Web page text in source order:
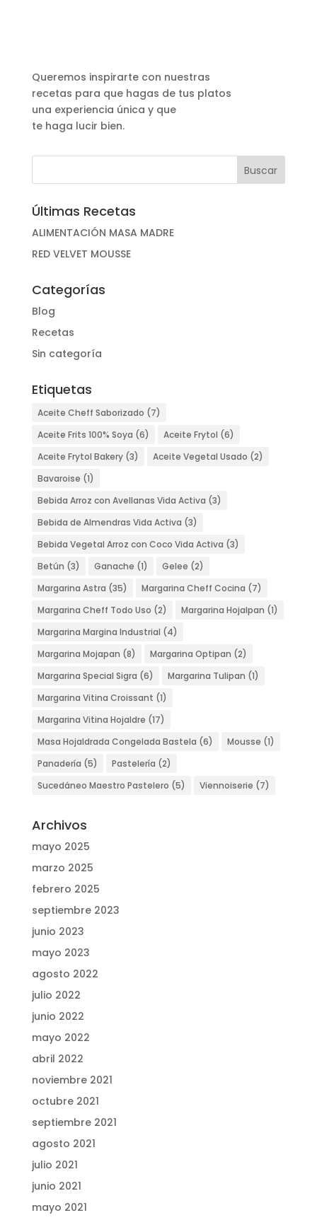
Queremos inspirarte con nuestras
recetas para que hagas de tus platos
una experiencia única y que
te haga lucir bien.
Últimas Recetas
ALIMENTACIÓN MASA MADRE
RED VELVET MOUSSE
Categorías
Blog
Recetas
Sin categoría
Etiquetas
Aceite Cheff Saborizado (7)
Aceite Frits 100% Soya (6) Aceite Frytol (6)
Aceite Frytol Bakery(3) Aceite Vegetal Usado (2)
Bavaroise (1)
Bebida Arroz con Avellanas Vida Activa (3)
Bebida de Almendras Vida Activa (3)
Bebida Vegetal Arroz con Coco Vida Activa (3)
Betún (3) Ganache (1) Gelee (2)
Margarina Astra (35) Margarina Cheff Cocina (7)
Margarina Cheff Todo Uso (2) Margarina Hojalpan (1)
Margarina Margina Industrial (4)
Margarina Mojapan (8) Margarina Optipan (2)
Margarina Special Sigra (6) Margarina Tulipan (1)
Margarina Vitina Croissant (1)
Margarina Vitina Hojaldre (17)
Masa Hojaldrada Congelada Bastela (6) Mousse (1)
Panadería (5) Pastelería (2)
Sucedáneo Maestro Pastelero (5) Viennoiserie (7)
Archivos
mayo 2025
marzo 2025
febrero 2025
septiembre 2023
junio 2023
mayo 2023
agosto 2022
julio 2022
junio 2022
mayo 2022
abril 2022
noviembre 2021
octubre 2021
septiembre 2021
agosto 2021
julio 2021
junio 2021
mayo 2021